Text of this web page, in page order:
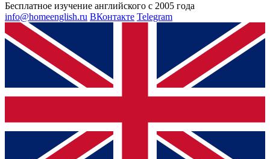
Бесплатное изучение английского с 2005 года
info@homeenglish.ru ВКонтакте Telegram